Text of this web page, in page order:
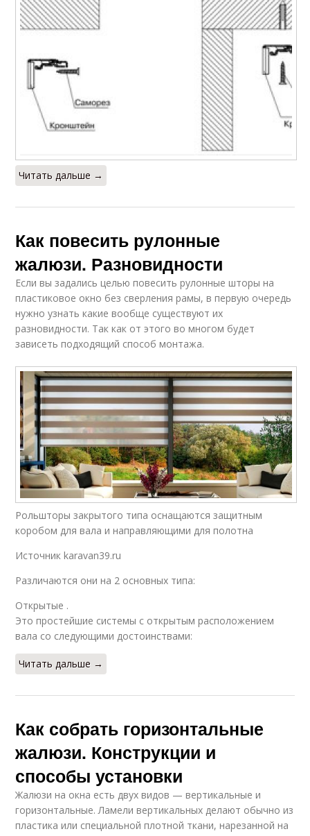
Читать дальше →
Как повесить рулонные
жалюзи. Разновидности
Если вы задались целью повесить рулонные шторы на
пластиковое окно без сверления рамы, в первую очередь
нужно узнать какие вообще существуют их
разновидности. Так как от этого во многом будет
зависеть подходящий способ монтажа.
Рольшторы закрытого типа оснащаются защитным
коробом для вала и направляющими для полотна
Источник karavan39.ru
Различаются они на 2 основных типа:
Открытые .
Это простейшие системы с открытым расположением
вала со следующими достоинствами:
Читать дальше →
Как собрать горизонтальные
жалюзи. Конструкции и
способы установки
Жалюзи на окна есть двух видов — вертикальные и
горизонтальные. Ламели вертикальных делают обычно из
пластика или специальной плотной ткани, нарезанной на